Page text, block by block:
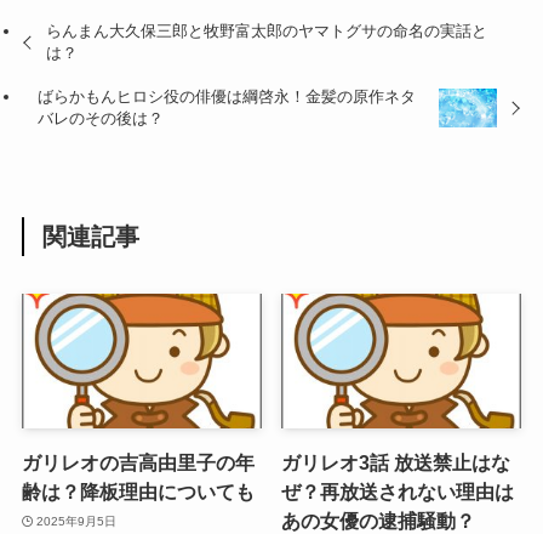
らんまん大久保三郎と牧野富太郎のヤマトグサの命名の実話と
は？
ばらかもんヒロシ役の俳優は綱啓永！金髪の原作ネタ
バレのその後は？
関連記事
ガリレオの吉高由里子の年
齢は？降板理由についても
2025年9月5日
ガリレオ3話 放送禁止はな
ぜ？再放送されない理由は
あの女優の逮捕騒動？